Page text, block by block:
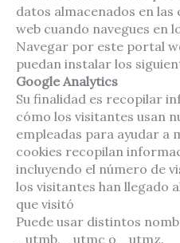
datos almacenados en
web cuando navegues en
Navegar por este portal
puedan instalar los
Google Analytics
Su finalidad es recopilar
cómo los visitantes usan
empleadas para ayudar a
cookies recopilan
incluyendo el número de
los visitantes han llegado
que visitó
Puede usar distintos
_utmb, _utmc o _utmz.